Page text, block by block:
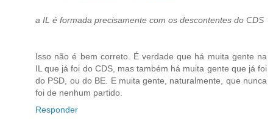
a IL é formada precisamente com os descontentes do CDS
Isso não é bem correto. É verdade que há muita gente na
IL que já foi do CDS, mas também há muita gente que já foi
do PSD, ou do BE. E muita gente, naturalmente, que nunca
foi de nenhum partido.
Responder